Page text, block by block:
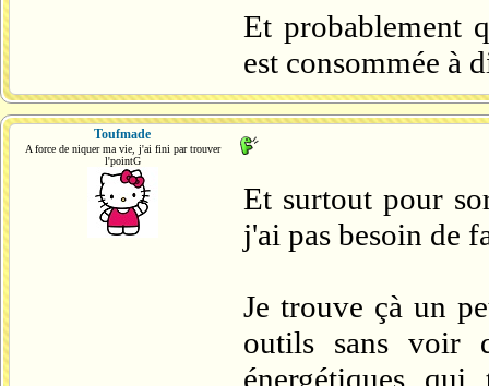
Et probablement
est consommée à
Toufmade
A force de niquer ma vie, j'ai fini par trouver
l'pointG
Et surtout pour
j'ai pas besoin de
Je trouve çà un
outils sans voir
énergétiques